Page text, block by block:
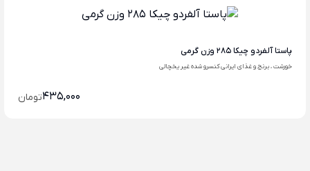
پاستا آلفردو چیکا 285 وزن گرمی
خورشت ، برنج و غذای ایرانی کنسرو شده غیر یخچالی
435,000تومان